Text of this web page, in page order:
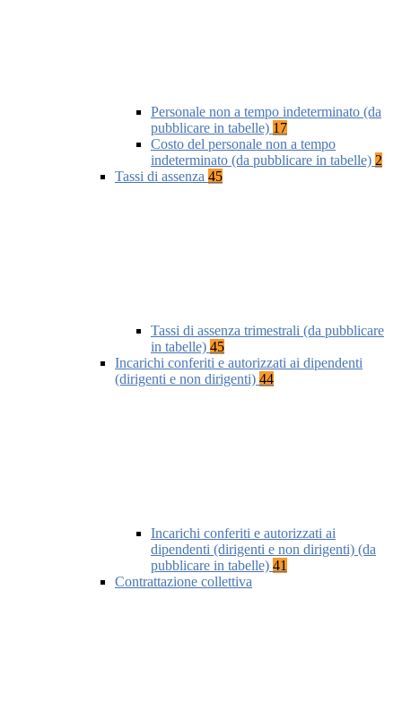
Personale non a tempo indeterminato (da
pubblicare in tabelle) 17
Costo del personale non a tempo
indeterminato (da pubblicare in tabelle) 2
Tassi di assenza 45
Tassi di assenza trimestrali (da pubblicare
in tabelle) 45
Incarichi conferiti e autorizzati ai dipendenti
(dirigenti e non dirigenti) 44
Incarichi conferiti e autorizzati ai
dipendenti (dirigenti e non dirigenti) (da
pubblicare in tabelle) 41
Contrattazione collettiva